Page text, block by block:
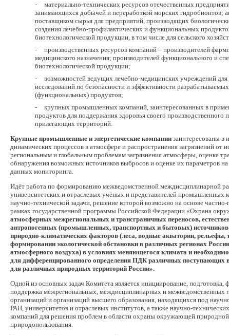
-
материально-технических ресурсов отечественных
занимающихся добычей и переработкой морских гидробионтов;
поставщиком сырья для предприятий, производящих
создания лечебно-профилактических и функциональных
биотехнологической продукции, в том числе для сельского
-
производственных ресурсов компаний – производителей
медицинского назначения; производителей функционального и
биотехнологической продукции;
-
возможностей ведущих лечебно-медицинских учреждений
исследований по безопасности и эффективности
(функциональных) продуктов;
-
крупных промышленных компаний, заинтересованных в
продуктов для поддержания здоровья своего производственного
прилегающих территорий.
Крупные промышленные и энергетические компании заинтересованы в
динамических процессов в атмосфере и распространения загрязнений от
региональным и глобальным проблемам загрязнения атмосферы, оценке
обнаружения возможных источников выбросов и оценке их параметров
данных мониторинга.
Идёт работа по формированию межведомственной междисциплинарной
университетских и отраслевых учёных и представителей промышленных
научно-технической задачи, решение которой возможно на основе частно-
рамках государственной программы Российской Федерации «Охрана
атмосферных межрегиональных и трансграничных переносов,
антропогенных (промышленных, транспортных и бытовых) источников
природно-климатических факторов (леса, водные акватории,
формировании экологической обстановки в различных регионах
атмосферного воздуха) в условиях меняющегося климата и
для дифференцированного определения ПДК различных
для различных природных территорий России».
Одной из основных задач Комитета является инициирование, подготовка,
поддержка межрегиональных, междисциплинарных и межведомственных
организаций и организаций высшего образования, находящихся под
РАН, университетов и отраслевых институтов, а также научно-
компаний для решения проблем в области охраны окружающей
природопользования.